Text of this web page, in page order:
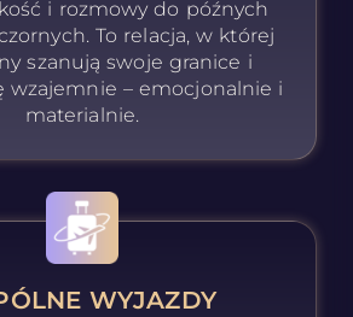
i rozmowy do późnych
To relacja, w której
szanują swoje granice i
wzajemnie – emocjonalnie i
materialnie.
WYJAZDY